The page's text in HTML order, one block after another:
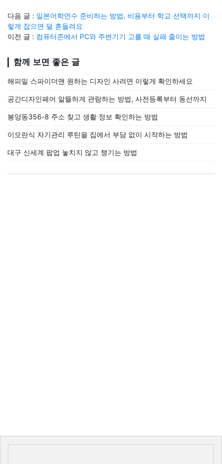
다음 글 : 일본어학연수 준비하는 방법, 비용부터 학교 선택까지 이
렇게 잡으면 덜 흔들려요
이전 글 : 컴퓨터존에서 PC와 주변기기 고를 때 실패 줄이는 방법
함께 보면 좋은 글
해피밀 스파이더맨 원하는 디자인 사려면 이렇게 확인하세요
공간디자인페어 알뜰하게 관람하는 방법, 사전등록부터 동선까지
봉양동356-8 주소 찾고 생활 정보 확인하는 방법
이모란식 자기관리 루틴을 집에서 부담 없이 시작하는 방법
대구 신세계 팝업 놓치지 않고 챙기는 방법